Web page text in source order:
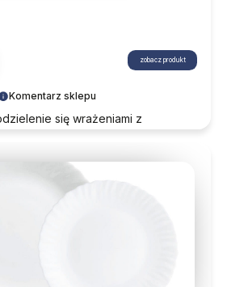
Komentarz sklepu
się wrażeniami z
zobacz produkt